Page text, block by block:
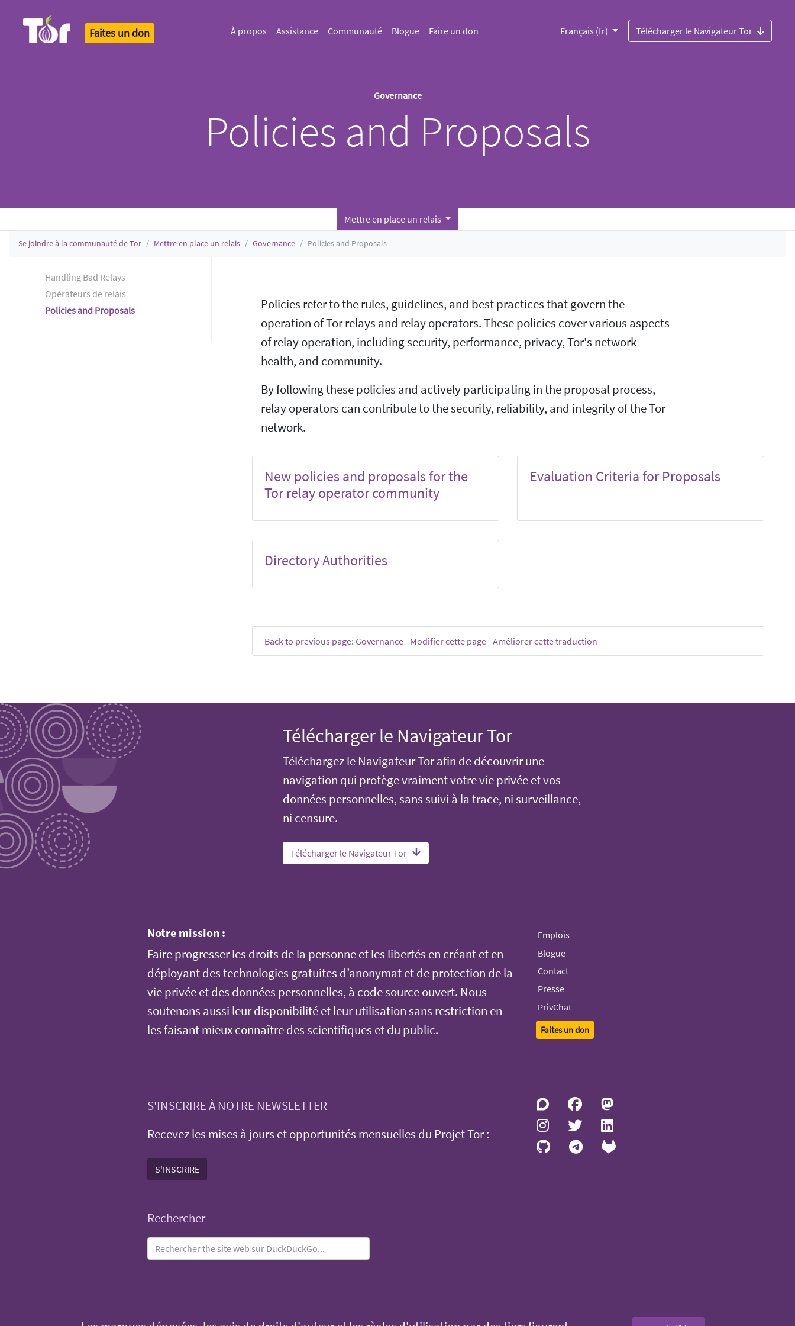
Faites un don À propos Assistance Communauté Blogue Faire un don Français (fr) Télécharger le Navigateur Tor
Governance
Policies and Proposals
Mettre en place un relais
Se joindre à la communauté de Tor Mettre en place un relais Governance Policies and Proposals
Handling Bad Relays
Opérateurs de relais
Policies and Proposals
Policies refer to the rules, guidelines, and best practices that govern the
operation of Tor relays and relay operators. These policies cover various aspects
of relay operation, including security, performance, privacy, Tor's network
health, and community.
By following these policies and actively participating in the proposal process,
relay operators can contribute to the security, reliability, and integrity of the Tor
network.
New policies and proposals for the
Tor relay operator community
Evaluation Criteria for Proposals
Directory Authorities
Back to previous page: Governance- Modifier cette page-Améliorer cette traduction
Télécharger le Navigateur Tor
Téléchargez le Navigateur Tor afin de découvrir une
navigation qui protège vraiment votre vie privée et vos
données personnelles, sans suivi à la trace, ni surveillance,
ni censure.
Télécharger le Navigateur Tor
Notre mission :
Faire progresser les droits de la personne et les libertés en créant et en
déployant des technologies gratuites d’anonymat et de protection de la
vie privée et des données personnelles, à code source ouvert. Nous
soutenons aussi leur disponibilité et leur utilisation sans restriction en
les faisant mieux connaître des scientifiques et du public.
Emplois
Blogue
Contact
Presse
PrivChat
Faites un don
S'INSCRIRE À NOTRE NEWSLETTER
Recevez les mises à jours et opportunités mensuelles du Projet Tor :
S'INSCRIRE
Rechercher